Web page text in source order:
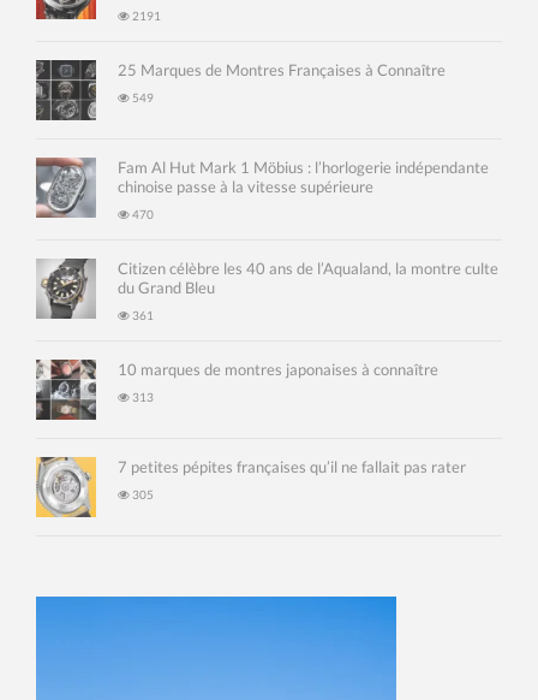
2191
25 Marques de Montres Françaises à Connaître
549
Fam Al Hut Mark 1 Möbius : l’horlogerie indépendante
chinoise passe à la vitesse supérieure
470
Citizen célèbre les 40 ans de l’Aqualand, la montre culte
du Grand Bleu
361
10 marques de montres japonaises à connaître
313
7 petites pépites françaises qu’il ne fallait pas rater
305